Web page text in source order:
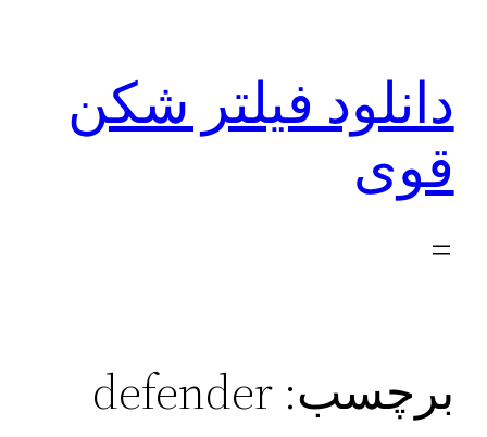
دانلود فیلتر شکن
قوی
برچسب:defender